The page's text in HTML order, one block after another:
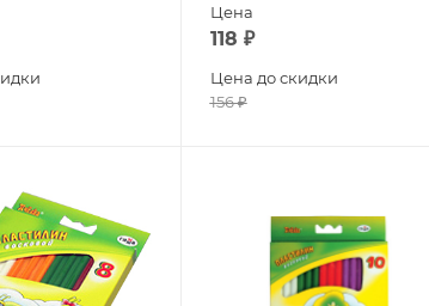
Цена
118 ₽
Цена до скидки
156₽